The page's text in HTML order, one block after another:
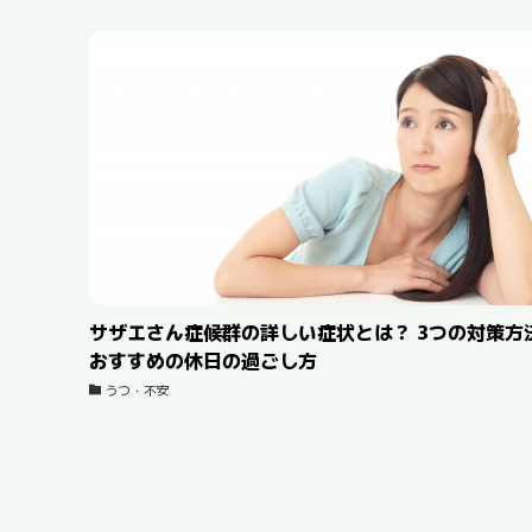
サザエさん症候群の詳しい症状とは？ 3つの対策方
おすすめの休日の過ごし方
うつ・不安